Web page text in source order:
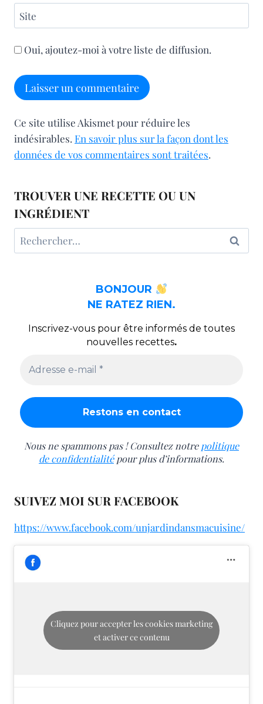
Site
Oui, ajoutez-moi à votre liste de diffusion.
Ce site utilise Akismet pour réduire les
indésirables. En savoir plus sur la façon dont les
données de vos commentaires sont traitées.
TROUVER UNE RECETTE OU UN
INGRÉDIENT
Rechercher :
BONJOUR
NE RATEZ RIEN.
Inscrivez-vous pour être informés de toutes
nouvelles recettes.
Nous ne spammons pas ! Consultez notre politique
de confidentialitépour plus d’informations.
SUIVEZ MOI SUR FACEBOOK
https://www.facebook.com/unjardindansmacuisine/
Cliquez pour accepter les cookies marketing
et activer ce contenu